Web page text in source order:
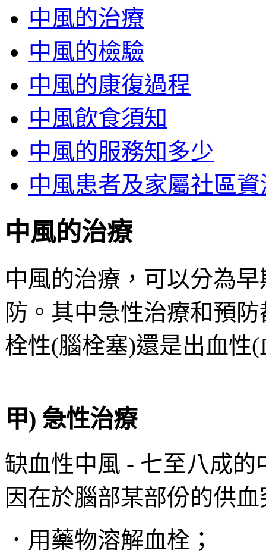
中風的治療
中風的檢驗
中風的康復過程
中風飲食須知
中風的服務知多少
中風患者及家屬社區資
中風的治療
中風的治療，可以分為
防。其中急性治療和預
栓性(腦栓塞)還是出血性
甲) 急性治療
缺血性中風 - 七至八成
因在於腦部某部份的供
．用藥物溶解血栓；